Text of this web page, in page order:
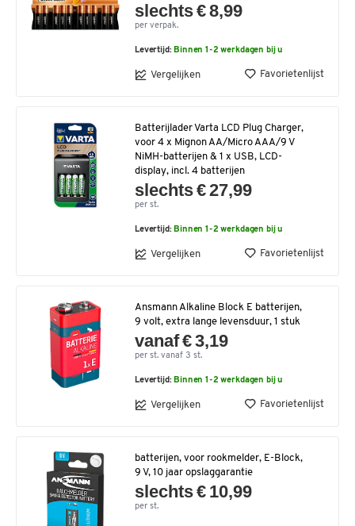
slechts € 8,99
per verpak.
Levertijd:Binnen 1-2 werkdagen bij u
Vergelijken Favorietenlijst
Batterijlader Varta LCD Plug Charger,
voor 4 x Mignon AA/Micro AAA/9 V
NiMH-batterijen & 1 x USB, LCD-
display, incl. 4 batterijen
slechts € 27,99
per st.
Levertijd:Binnen 1-2 werkdagen bij u
Vergelijken Favorietenlijst
Ansmann Alkaline Block E batterijen,
9 volt, extra lange levensduur, 1 stuk
vanaf € 3,19
per st. vanaf 3 st.
Levertijd:Binnen 1-2 werkdagen bij u
Vergelijken Favorietenlijst
batterijen, voor rookmelder, E-Block,
9 V, 10 jaar opslaggarantie
slechts € 10,99
per st.